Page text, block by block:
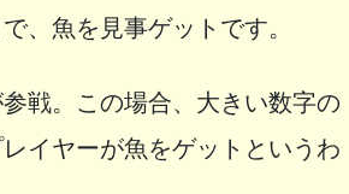
、魚を見事ゲットです。
戦。この場合、大きい数字の
イヤーが魚をゲットというわ